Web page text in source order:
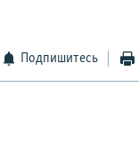
Подпишитесь